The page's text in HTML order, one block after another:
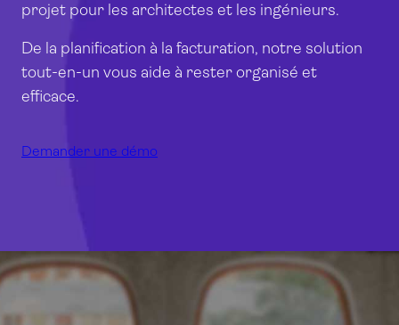
projet pour les architectes et les ingénieurs.
De la planification à la facturation, notre solution
tout-en-un vous aide à rester organisé et
efficace.
Demander une démo